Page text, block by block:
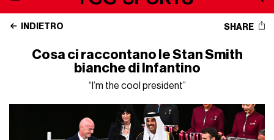
INDIETRO SHARE
Cosa ci raccontano le Stan Smith
bianche di Infantino
“I’m the cool president”